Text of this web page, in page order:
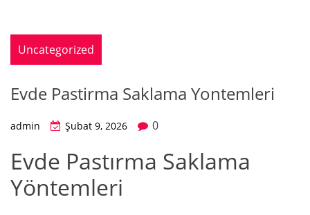
Uncategorized
Evde Pastirma Saklama Yontemleri
admin Şubat 9, 2026 0
Evde Pastırma Saklama
Yöntemleri